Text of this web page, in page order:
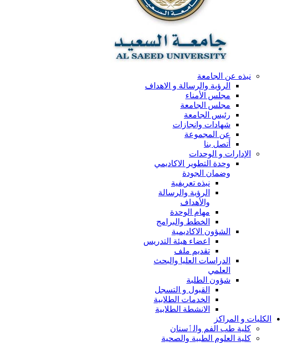
نبذه عن الجامعة
الرؤية والرسالة و الاهداف
مجلس الأمناء
مجلس الجامعة
رئيس الجامعة
شهادات وانجازات
عن المجموعة
أتصل بنا
الإدارات و الوحدات
وحدة التطوير الاكاديمي
وضمان الجودة
نبذه تعريفية
الرؤية والرسالة
والأهداف
مهام الوحدة
الخطط والبرامج
الشؤون الاكاديمية
اعضاء هيئة التدريس
تقديم ملف
الدراسات العليا والبحث
العلمي
شؤون الطلبة
القبول و التسجل
الخدمات الطلابية
الانشطة الطلابية
الكليات و المراكز
كلية طب الفم والٲسنان
كلية العلوم الطبية والصحية